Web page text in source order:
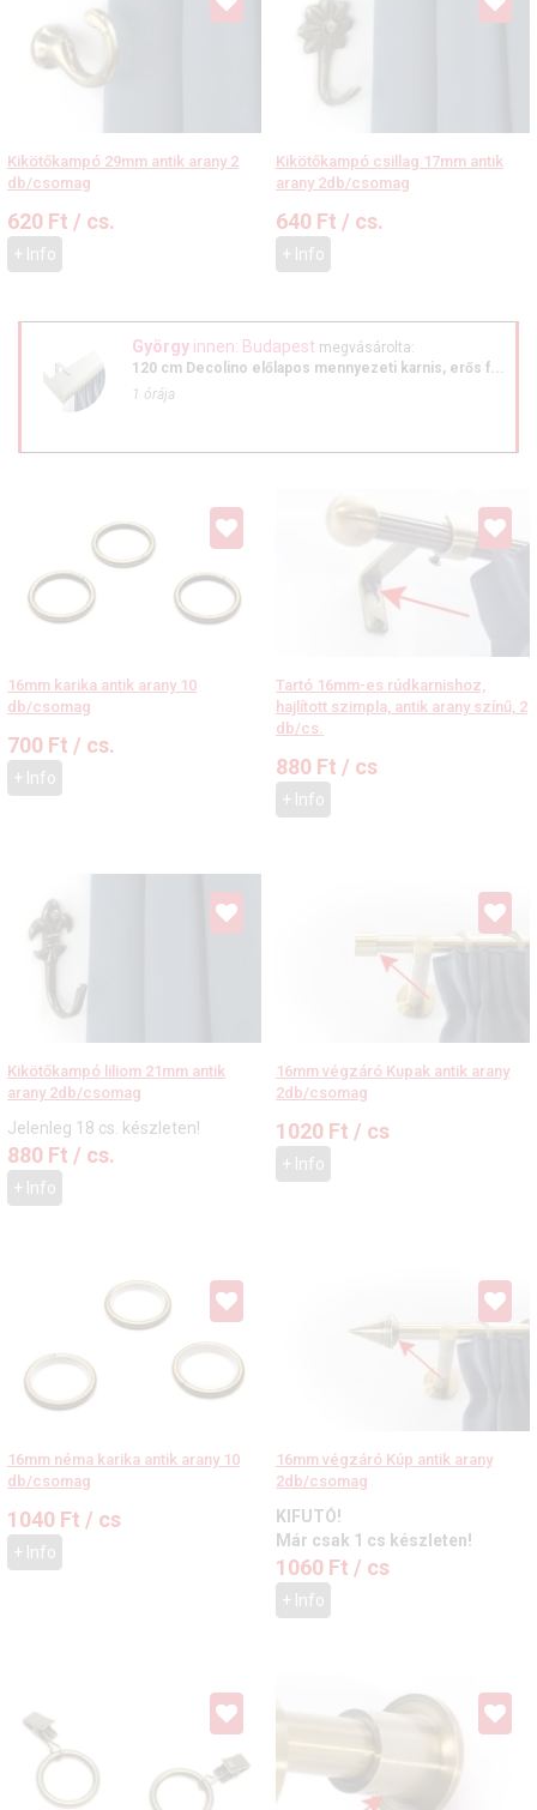
Kikötőkampó 29mm antik arany 2
db/csomag
620 Ft / cs.
+ Info
Kikötőkampó csillag 17mm antik
arany 2db/csomag
640 Ft / cs.
+ Info
György innen: Budapest megvásárolta:
120 cm Decolino előlapos mennyezeti karnis, erős f...
1 órája
16mm karika antik arany 10
db/csomag
700 Ft / cs.
+ Info
Tartó 16mm-es rúdkarnishoz,
hajlított szimpla, antik arany színű, 2
db/cs.
880 Ft / cs
+ Info
Kikötőkampó liliom 21mm antik
arany 2db/csomag
Jelenleg 18 cs. készleten!
880 Ft / cs.
+ Info
16mm végzáró Kupak antik arany
2db/csomag
1020 Ft / cs
+ Info
16mm néma karika antik arany 10
db/csomag
1040 Ft / cs
+ Info
16mm végzáró Kúp antik arany
2db/csomag
KIFUTÓ!
Már csak 1 cs készleten!
1060 Ft / cs
+ Info